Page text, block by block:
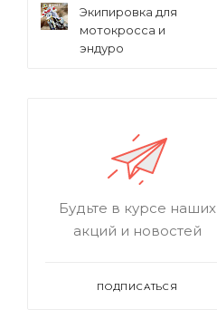
Экипировка для
мотокросса и
эндуро
Будьте в курсе наших
акций и новостей
ПОДПИСАТЬСЯ